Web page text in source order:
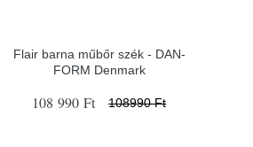
Flair barna műbőr szék - ​​​​​DAN-
FORM Denmark
108 990 Ft 108990 Ft